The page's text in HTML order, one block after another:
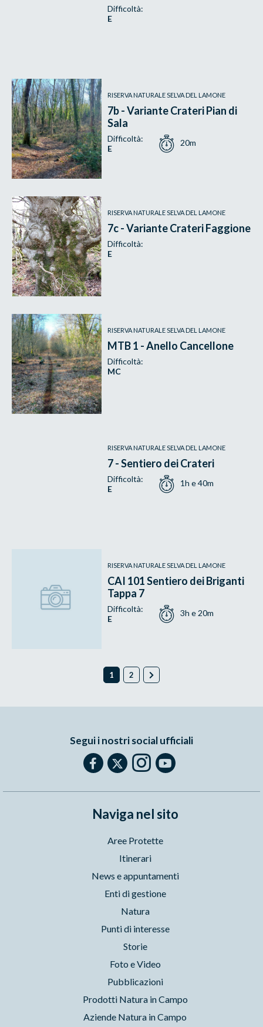
Difficoltà:
E
RISERVA NATURALE SELVA DEL LAMONE
7b - Variante Crateri Pian di
Sala
Difficoltà:
E
20m
RISERVA NATURALE SELVA DEL LAMONE
7c - Variante Crateri Faggione
Difficoltà:
E
RISERVA NATURALE SELVA DEL LAMONE
MTB 1 - Anello Cancellone
Difficoltà:
MC
RISERVA NATURALE SELVA DEL LAMONE
7 - Sentiero dei Crateri
Difficoltà:
E
1h e 40m
RISERVA NATURALE SELVA DEL LAMONE
CAI 101 Sentiero dei Briganti
Tappa 7
Difficoltà:
E
3h e 20m
1 2
Segui i nostri social ufficiali
Naviga nel sito
Aree Protette
Itinerari
News e appuntamenti
Enti di gestione
Natura
Punti di interesse
Storie
Foto e Video
Pubblicazioni
Prodotti Natura in Campo
Aziende Natura in Campo